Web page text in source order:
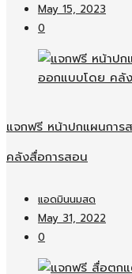
May 15, 2023
0
แจกฟรี หน้าปกแผนการ
คลังสื่อการสอน
แอดมินนมสด
May 31, 2022
0